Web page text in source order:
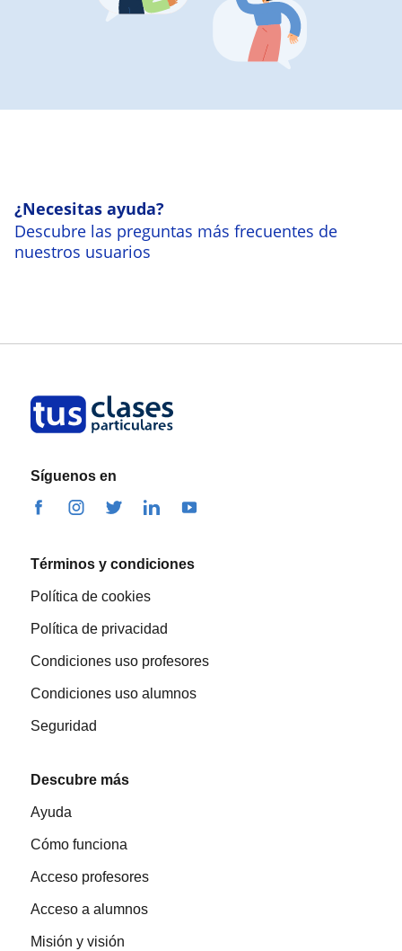
¿Necesitas ayuda?
Descubre las preguntas más frecuentes de
nuestros usuarios
Síguenos en
Términos y condiciones
Política de cookies
Política de privacidad
Condiciones uso profesores
Condiciones uso alumnos
Seguridad
Descubre más
Ayuda
Cómo funciona
Acceso profesores
Acceso a alumnos
Misión y visión